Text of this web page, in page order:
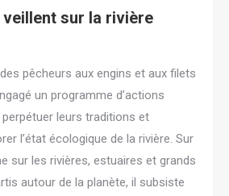
veillent sur la rivière
pêcheurs aux engins et aux filets
un programme d’actions
leurs traditions et
l’état écologique de la rivière. Sur
sur les rivières, estuaires et grands
autour de la planète, il subsiste